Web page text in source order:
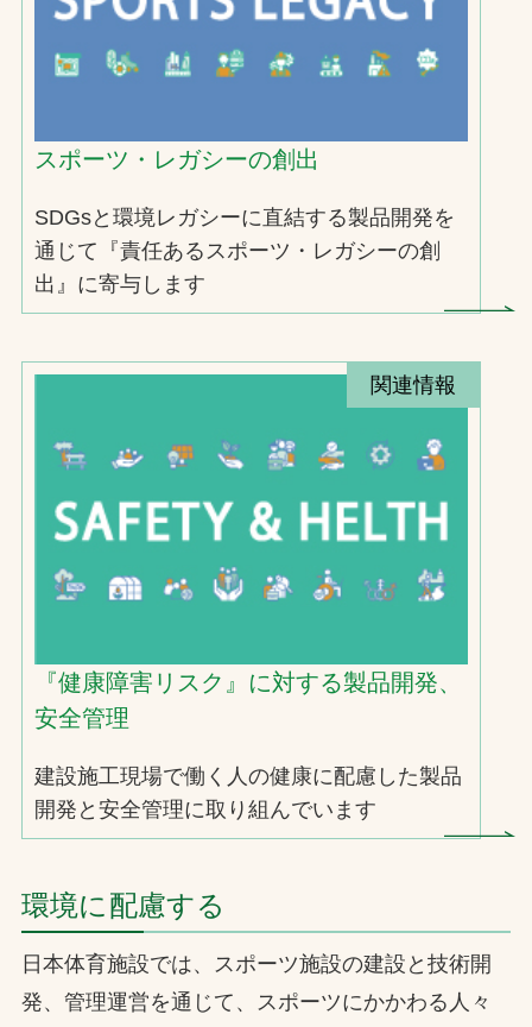
スポーツ・レガシーの創出
SDGsと環境レガシーに直結する製品開発を
通じて『責任あるスポーツ・レガシーの創
出』に寄与します
関連情報
『健康障害リスク』に対する製品開発、
安全管理
建設施工現場で働く人の健康に配慮した製品
開発と安全管理に取り組んでいます
環境に配慮する
日本体育施設では、スポーツ施設の建設と技術開
発、管理運営を通じて、スポーツにかかわる人々